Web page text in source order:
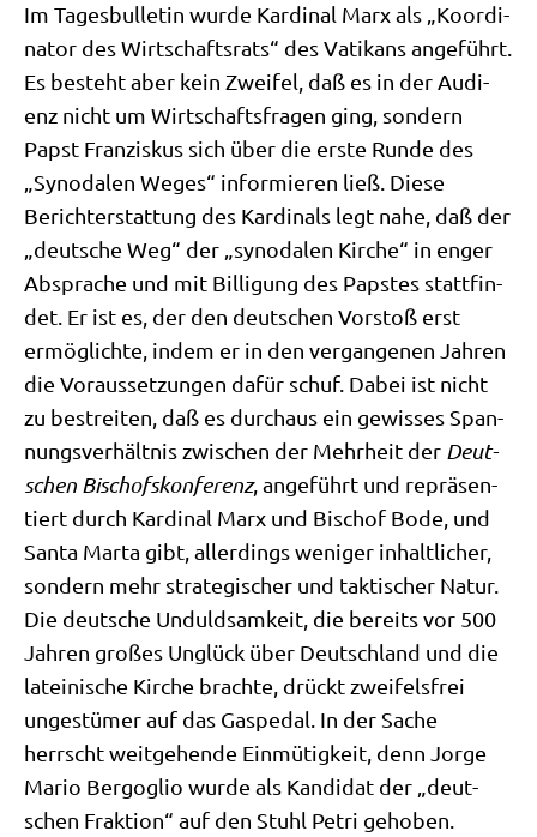
Im Tages­bul­le­tin wur­de Kar­di­nal Marx als „Koor­di­
na­tor des Wirt­schafts­rats“ des Vati­kans ange­führt.
Es besteht aber kein Zwei­fel, daß es in der Audi­
enz nicht um Wirt­schafts­fra­gen ging, son­dern
Papst Fran­zis­kus sich über die erste Run­de des
„Syn­oda­len Weges“ infor­mie­ren ließ. Die­se
Bericht­erstat­tung des Kar­di­nals legt nahe, daß der
„deut­sche Weg“ der „syn­oda­len Kir­che“ in enger
Abspra­che und mit Bil­li­gung des Pap­stes statt­fin­
det. Er ist es, der den deut­schen Vor­stoß erst
ermög­lich­te, indem er in den ver­gan­ge­nen Jah­ren
die Vor­aus­set­zun­gen dafür schuf. Dabei ist nicht
zu bestrei­ten, daß es durch­aus ein gewis­ses Span­
nungs­ver­hält­nis zwi­schen der Mehr­heit der Deut­
schen Bischofs­kon­fe­renz, ange­führt und reprä­sen­
tiert durch Kar­di­nal Marx und Bischof Bode, und
San­ta Mar­ta gibt, aller­dings weni­ger inhalt­li­cher,
son­dern mehr stra­te­gi­scher und tak­ti­scher Natur.
Die deut­sche Unduld­sam­keit, die bereits vor 500
Jah­ren gro­ßes Unglück über Deutsch­land und die
latei­ni­sche Kir­che brach­te, drückt zwei­fels­frei
unge­stü­mer auf das Gas­pe­dal. In der Sache
herrscht weit­ge­hen­de Ein­mü­tig­keit, denn Jor­ge
Mario Berg­o­glio wur­de als Kan­di­dat der „deut­
schen Frak­ti­on“ auf den Stuhl Petri gehoben.